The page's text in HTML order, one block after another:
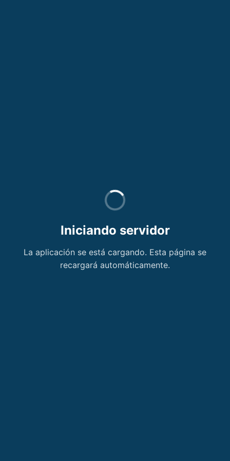
Iniciando servidor
La aplicación se está cargando. Esta página se
recargará automáticamente.